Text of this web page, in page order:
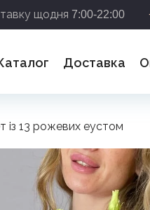
щодня 7:00-22:00
Доставка
із 13 рожевих еустом
Дякуємо,